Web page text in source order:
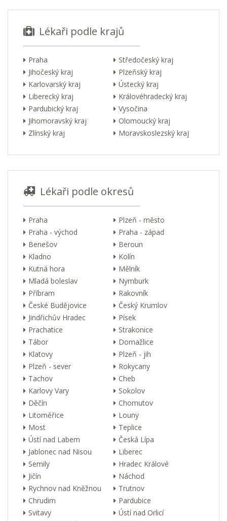
Lékaři podle krajů
Praha
Středočeský kraj
Jihočeský kraj
Plzeňský kraj
Karlovarský kraj
Ústecký kraj
Liberecký kraj
Královéhradecký kraj
Pardubický kraj
Vysočina
Jihomoravský kraj
Olomoucký kraj
Zlínský kraj
Moravskoslezský kraj
Lékaři podle okresů
Praha
Plzeň - město
Praha - východ
Praha - západ
Benešov
Beroun
Kladno
Kolín
Kutná hora
Mělník
Mladá boleslav
Nymburk
Příbram
Rakovník
České Budějovice
Český Krumlov
Jindřichův Hradec
Písek
Prachatice
Strakonice
Tábor
Domažlice
Klatovy
Plzeň - jih
Plzeň - sever
Rokycany
Tachov
Cheb
Karlovy Vary
Sokolov
Děčín
Chomutov
Litoměřice
Louny
Most
Teplice
Ústí nad Labem
Česká Lípa
Jablonec nad Nisou
Liberec
Semily
Hradec Králové
Jičín
Náchod
Rychnov nad Kněžnou
Trutnov
Chrudim
Pardubice
Svitavy
Ústí nad Orlicí